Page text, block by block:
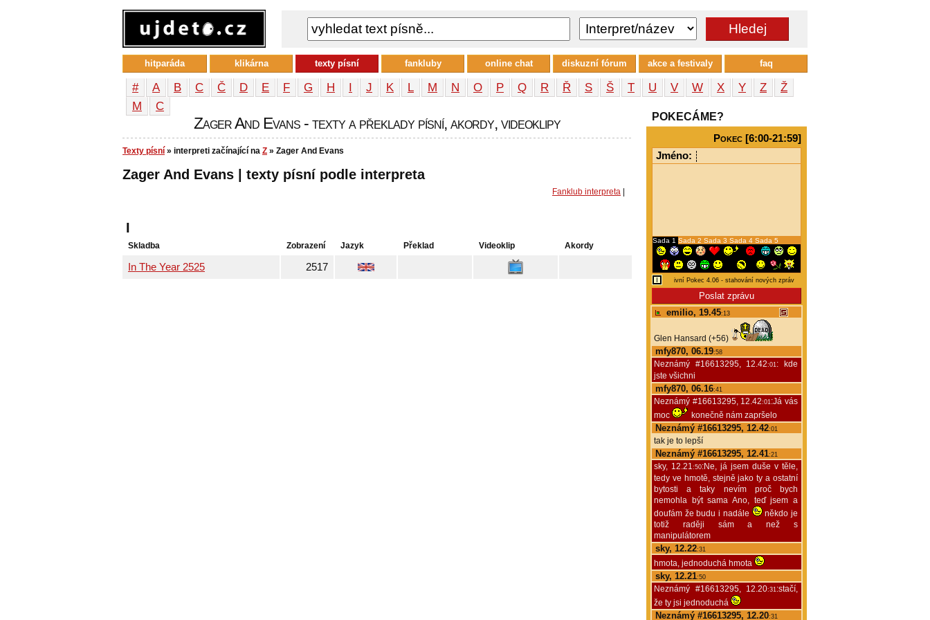
# A B C Č D E F G H I J K L M N O P Q R Ř S Š T U V W X Y Z
Ž
М
С
Zager And Evans - texty a překlady písní, akordy, videoklipy
Texty písní » interpreti začínající na Z » Zager And Evans
Zager And Evans | texty písní podle interpreta
Fanklub interpreta
I
Skladba Zobrazení Jazyk Překlad Videoklip Akordy
In The Year 2525 2517
POKECÁME?
Pokec [6:00-21:59]
Jméno:
Sada 1 Sada 2 Sada 3 Sada 4 Sada 5
emilio, 19.45:13
Glen Hansard (+56)
mfy870, 06.19:58
Neznámý #16613295, 12.42:01: kde
jste všichni
mfy870, 06.16:41
Neznámý #16613295, 12.42:01:Já vás
moc
konečně nám zapršelo
Neznámý #16613295, 12.42:01
tak je to lepší
Neznámý #16613295, 12.41:21
sky, 12.21:50:Ne, já jsem duše v těle,
tedy ve hmotě, stejně jako ty a ostatní
bytosti a taky nevím proč bych
nemohla být sama Ano, teď jsem a
doufám že budu i nadále
někdo je
totiž raději sám a než s
manipulátorem
sky, 12.22:31
hmota, jednoduchá hmota
sky, 12.21:50
Neznámý #16613295, 12.20:31:stačí,
že ty jsi jednoduchá
Neznámý #16613295, 12.20:31
hitparáda klikárna texty písní fankluby online chat diskuzní fórum akce a festivaly faq